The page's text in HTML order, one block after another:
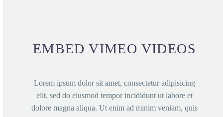
EMBED VIMEO VIDEOS
Lorem ipsum dolor sit amet, con­sec­te­tur adi­pi­si­cing
elit, sed do eius­mod tem­por inci­didunt ut labo­re et
dolo­re magna ali­qua. Ut enim ad minim veniam, quis